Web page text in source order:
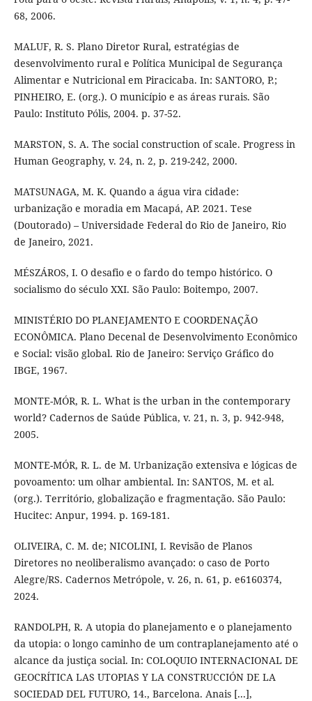
68, 2006.
MALUF, R. S. Plano Diretor Rural, estratégias de
desenvolvimento rural e Política Municipal de Segurança
Alimentar e Nutricional em Piracicaba. In: SANTORO, P.;
PINHEIRO, E. (org.). O município e as áreas rurais. São
Paulo: Instituto Pólis, 2004. p. 37-52.
MARSTON, S. A. The social construction of scale. Progress in
Human Geography, v. 24, n. 2, p. 219-242, 2000.
MATSUNAGA, M. K. Quando a água vira cidade:
urbanização e moradia em Macapá, AP. 2021. Tese
(Doutorado) – Universidade Federal do Rio de Janeiro, Rio
de Janeiro, 2021.
MÉSZÁROS, I. O desafio e o fardo do tempo histórico. O
socialismo do século XXI. São Paulo: Boitempo, 2007.
MINISTÉRIO DO PLANEJAMENTO E COORDENAÇÃO
ECONÔMICA. Plano Decenal de Desenvolvimento Econômico
e Social: visão global. Rio de Janeiro: Serviço Gráfico do
IBGE, 1967.
MONTE-MÓR, R. L. What is the urban in the contemporary
world? Cadernos de Saúde Pública, v. 21, n. 3, p. 942-948,
2005.
MONTE-MÓR, R. L. de M. Urbanização extensiva e lógicas de
povoamento: um olhar ambiental. In: SANTOS, M. et al.
(org.). Território, globalização e fragmentação. São Paulo:
Hucitec: Anpur, 1994. p. 169-181.
OLIVEIRA, C. M. de; NICOLINI, I. Revisão de Planos
Diretores no neoliberalismo avançado: o caso de Porto
Alegre/RS. Cadernos Metrópole, v. 26, n. 61, p. e6160374,
2024.
RANDOLPH, R. A utopia do planejamento e o planejamento
da utopia: o longo caminho de um contraplanejamento até o
alcance da justiça social. In: COLOQUIO INTERNACIONAL DE
GEOCRÍTICA LAS UTOPIAS Y LA CONSTRUCCIÓN DE LA
SOCIEDAD DEL FUTURO, 14., Barcelona. Anais [...],